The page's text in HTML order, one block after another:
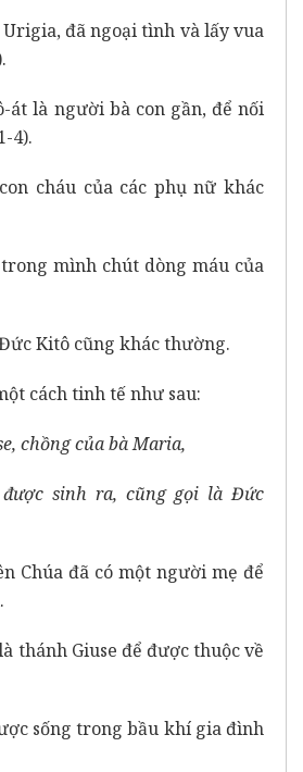
Urigia, đã ngoại tình và lấy vua
át là người bà con gần, để nối
4).
cháu của các phụ nữ khác
mình chút dòng máu của
Kitô cũng khác thường.
cách tinh tế như sau:
chồng của bà Maria,
sinh ra, cũng gọi là Đức
Chúa đã có một người mẹ để
thánh Giuse để được thuộc về
sống trong bầu khí gia đình